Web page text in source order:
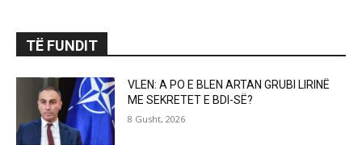
TË FUNDIT
VLEN: A PO E BLEN ARTAN GRUBI LIRINË
ME SEKRETET E BDI-SË?
8 Gusht, 2026